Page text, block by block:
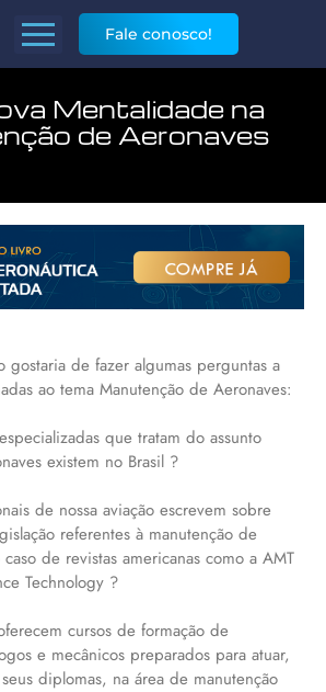
Fale conosco!
Mentalidade na
de Aeronaves
de fazer algumas perguntas a
ao tema Manutenção de Aeronaves:
que tratam do assunto
existem no Brasil ?
de nossa aviação escrevem sobre
referentes à manutenção de
de revistas americanas como a AMT
Technology ?
cursos de formação de
e mecânicos preparados para atuar,
diplomas, na área de manutenção